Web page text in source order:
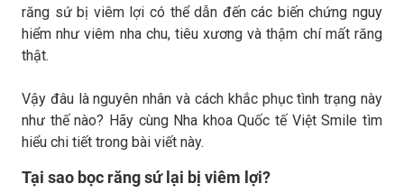
răng sứ bị viêm lợi có thể dẫn đến các biến chứng nguy
hiểm như viêm nha chu, tiêu xương và thậm chí mất răng
thật.
Vậy đâu là nguyên nhân và cách khắc phục tình trạng này
như thế nào? Hãy cùng Nha khoa Quốc tế Việt Smile tìm
hiểu chi tiết trong bài viết này.
Tại sao bọc răng sứ lại bị viêm lợi?